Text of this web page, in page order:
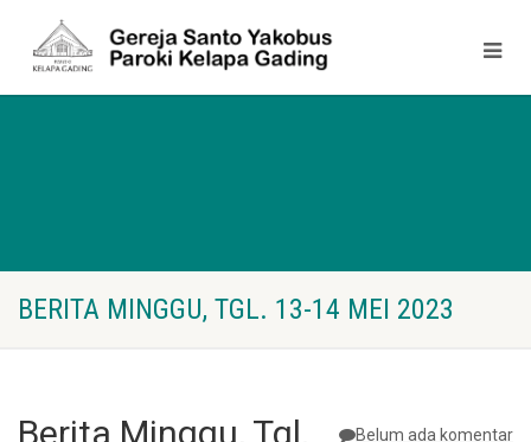
BERITA MINGGU, TGL. 13-14 MEI 2023
Belum ada komentar
Berita Minggu, Tgl.